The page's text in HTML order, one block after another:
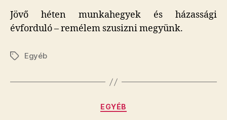
Jövő héten munkahegyek és házassági
évforduló – remélem szusizni megyünk.
CímkékEgyéb
Kategóriák
EGYÉB